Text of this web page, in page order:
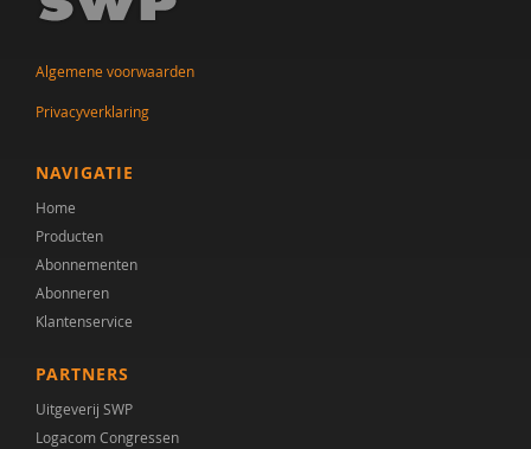
Algemene voorwaarden
Privacyverklaring
NAVIGATIE
Home
Producten
Abonnementen
Abonneren
Klantenservice
PARTNERS
Uitgeverij SWP
Logacom Congressen